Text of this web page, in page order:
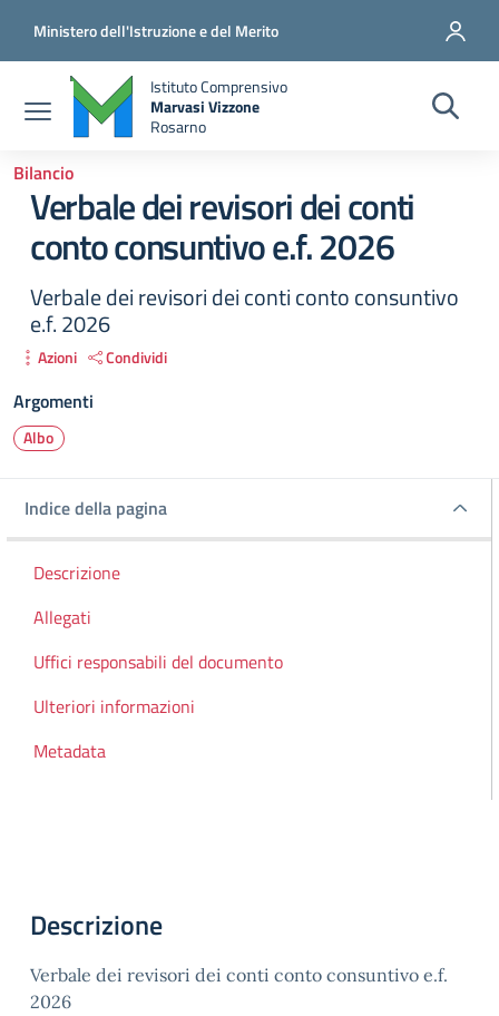
Ministero dell'Istruzione e del Merito
Istituto Comprensivo
Marvasi Vizzone
Rosarno
Bilancio
Verbale dei revisori dei conti
conto consuntivo e.f. 2026
Verbale dei revisori dei conti conto consuntivo
e.f. 2026
Azioni Condividi
Argomenti
Albo
Indice della pagina
Indice della pagina
Descrizione
Allegati
Uffici responsabili del documento
Ulteriori informazioni
Metadata
Descrizione
Verbale dei revisori dei conti conto consuntivo e.f.
2026